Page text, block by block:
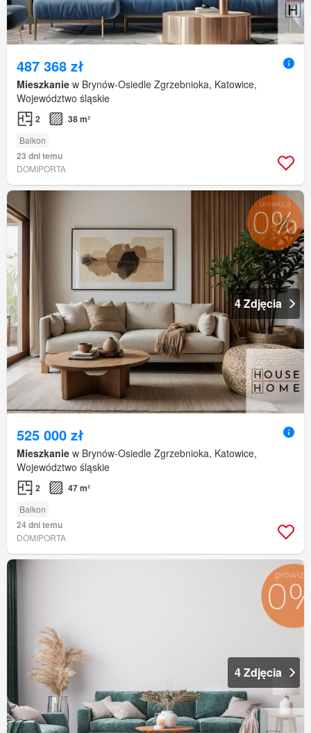
487 368 zł
Mieszkanie w Brynów-Osiedle Zgrzebnioka, Katowice,
Województwo śląskie
2 38 m²
Balkon
23 dni temu
DOMIPORTA
4 Zdjęcia
525 000 zł
Mieszkanie w Brynów-Osiedle Zgrzebnioka, Katowice,
Województwo śląskie
2 47 m²
Balkon
24 dni temu
DOMIPORTA
4 Zdjęcia